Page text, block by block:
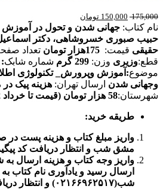
175,000
150,000 تومان
نام کتاب: جهانی شدن و تحول در
حبیب صبوری خسروشاهی، دکتر
حقیقی قیمت: 175هزار تومان تعداد
قطع:وزیری وزن: شماره شابک: 2_ 69_5305_600‑978
موضوع: آموزش وپرورش_ تکنولوژی
وجهانی شدن ارسال تهران: هزینه پیک
شهرستان:58 هزار تومان (قیمت تا خرداد 1402)
طریقه خرید:
واریز مبلغ کتاب و هزینه پست در
مشق شب و انتظار دریافت کد
واریز وجه کتاب و هزینه ارسال
ارسال رسید و یادآوری نام
شب(۰۲۱۶۶۹۶۲۵۱۷) و انتظار دریافت کد پیگیری مرسوله